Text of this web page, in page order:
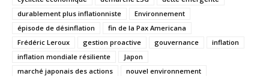
durablement plus inflationniste
Environnement
épisode de désinflation
fin de la Pax Americana
Frédéric Leroux
gestion proactive gouvernance
inflation
inflation mondiale résiliente
Japon
marché japonais des actions
nouvel environnement